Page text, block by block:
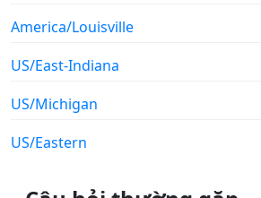
America/Louisville
US/East-Indiana
US/Michigan
US/Eastern